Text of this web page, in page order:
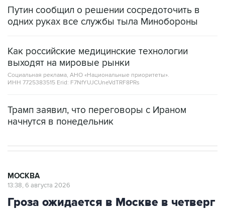
Путин сообщил о решении сосредоточить в
одних руках все службы тыла Минобороны
Как российские медицинские технологии
выходят на мировые рынки
Социальная реклама, АНО «Национальные приоритеты».
ИНН 7725383515 Erid: F7NfYUJCUneVdTRF8PRs
Трамп заявил, что переговоры с Ираном
начнутся в понедельник
МОСКВА
13:38, 6 августа 2026
Гроза ожидается в Москве в четверг